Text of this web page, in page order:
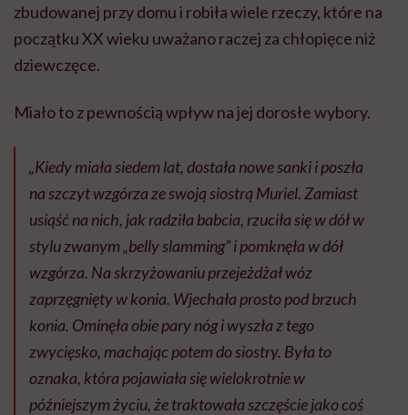
zbudowanej przy domu i robiła wiele rzeczy, które na
początku XX wieku uważano raczej za chłopięce niż
dziewczęce.
Miało to z pewnością wpływ na jej dorosłe wybory.
„Kiedy miała siedem lat, dostała nowe sanki i poszła
na szczyt wzgórza ze swoją siostrą Muriel. Zamiast
usiąść na nich, jak radziła babcia, rzuciła się w dół w
stylu zwanym „belly slamming” i pomknęła w dół
wzgórza. Na skrzyżowaniu przejeżdżał wóz
zaprzęgnięty w konia. Wjechała prosto pod brzuch
konia. Ominęła obie pary nóg i wyszła z tego
zwycięsko, machając potem do siostry. Była to
oznaka, która pojawiała się wielokrotnie w
późniejszym życiu, że traktowała szczęście jako coś